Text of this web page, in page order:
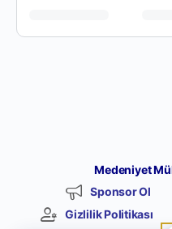
Medeniyet
Sponsor Ol
Gizlilik Politikası